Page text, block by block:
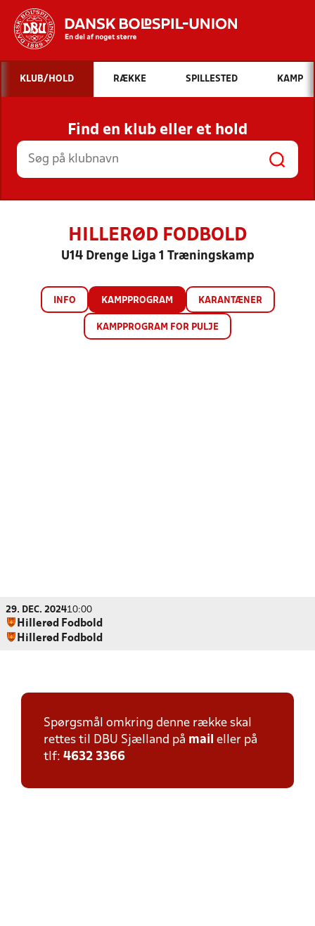
Hvad vil du søge efter?
INDHOLD OG NYHEDER
STILLINGER, RESULTATER, KLUBBER OG
HOLD
KLUB/HOLD RÆKKE SPILLESTED KAMP
Find en klub eller et hold
HILLERØD FODBOLD
U14 Drenge Liga 1 Træningskamp
INFO KAMPPROGRAM KARANTÆNER
KAMPPROGRAM FOR PULJE
29. DEC. 202410:00
Hillerød Fodbold
Hillerød Fodbold
Spørgsmål omkring denne række skal
rettes til DBU Sjælland på mail eller på
tlf: 4632 3366